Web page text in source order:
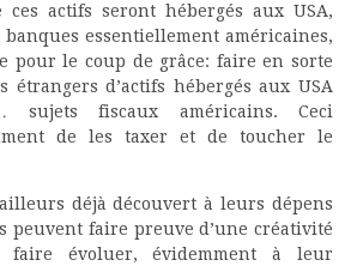
ces actifs seront hébergés aux USA,
essentiellement américaines,
pour le coup de grâce: faire en sorte
étrangers d’actifs hébergés aux USA
sujets fiscaux américains. Ceci
de les taxer et de toucher le
déjà découvert à leurs dépens
peuvent faire preuve d’une créativité
faire évoluer, évidemment à leur